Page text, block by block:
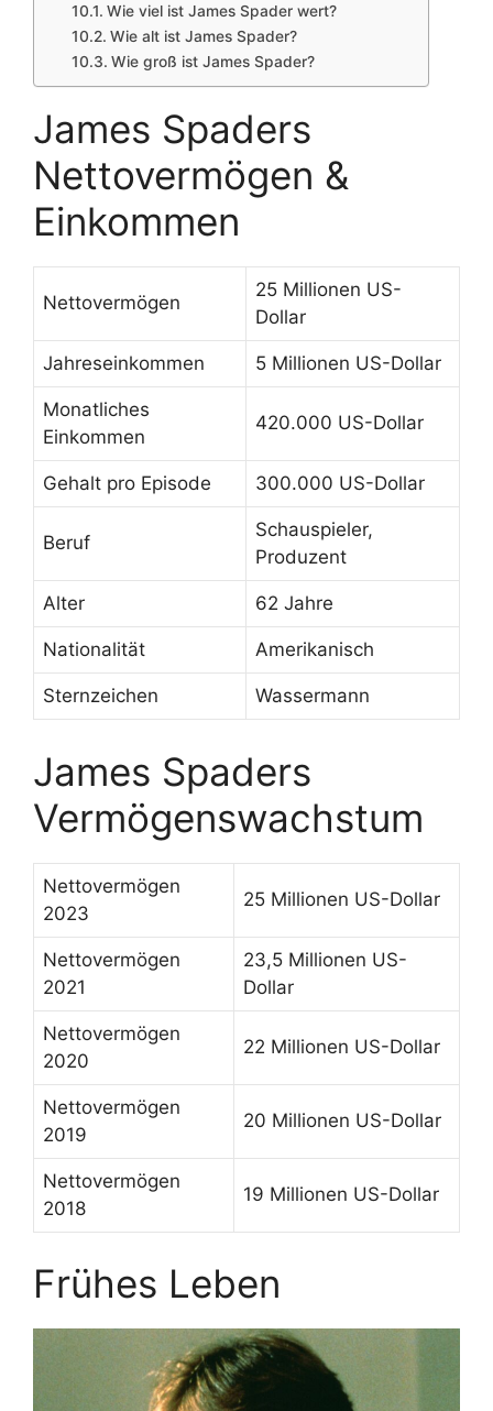
Wie viel ist James Spader wert?
Wie alt ist James Spader?
Wie groß ist James Spader?
James Spaders
Nettovermögen &
Einkommen
Nettovermögen
25 Millionen US-
Dollar
Jahreseinkommen 5 Millionen US-Dollar
Monatliches
Einkommen
420.000 US-Dollar
Gehalt pro Episode 300.000 US-Dollar
Beruf
Schauspieler,
Produzent
Alter 62 Jahre
Nationalität Amerikanisch
Sternzeichen Wassermann
James Spaders
Vermögenswachstum
Nettovermögen
2023
25 Millionen US-Dollar
Nettovermögen
2021
23,5 Millionen US-
Dollar
Nettovermögen
2020
22 Millionen US-Dollar
Nettovermögen
2019
20 Millionen US-Dollar
Nettovermögen
2018
19 Millionen US-Dollar
Frühes Leben